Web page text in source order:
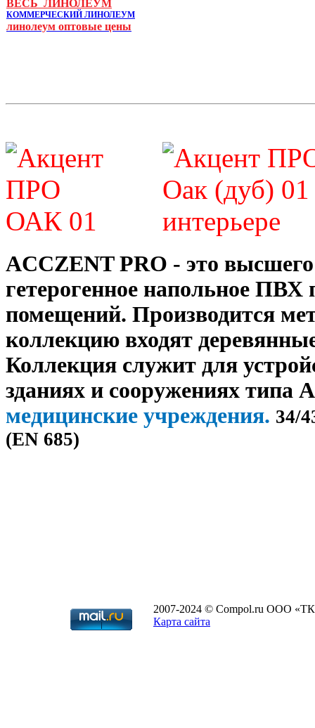
ВЕСЬ ЛИНОЛЕУМ
КОММЕРЧЕСКИЙ ЛИНОЛЕУМ
линолеум оптовые цены
ACCZENT PRO - это
гетерогенное напольное
помещений. Производится
коллекцию входят
Коллекция служит для
зданиях и сооружениях типа
медицинские учреждения. 34/
(EN 685)
2007-2024 © Compol.ru ООО «ТК
Карта сайта